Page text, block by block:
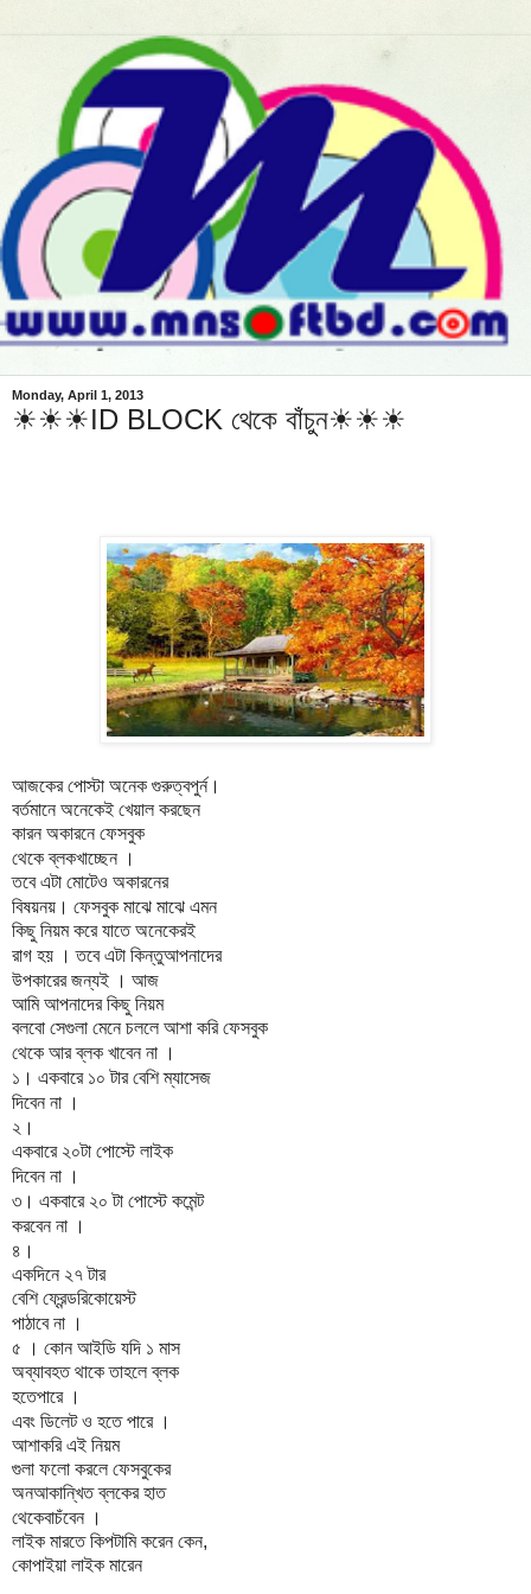
Monday, April 1, 2013
☀☀☀ID BLOCK থেকে বাঁচুন☀☀☀
আজকের পোস্টা অনেক গুরুত্বপুর্ন।
বর্তমানে অনেকেই খেয়াল করছেন
কারন অকারনে ফেসবুক
থেকে ব্লকখাচ্ছেন ।
তবে এটা মোটেও অকারনের
বিষয়নয় । ফেসবুক মাঝে মাঝে এমন
কিছু নিয়ম করে যাতে অনেকেরই
রাগ হয় । তবে এটা কিন্তুআপনাদের
উপকারের জন্যই । আজ
আমি আপনাদের কিছু নিয়ম
বলবো সেগুলা মেনে চললে আশা করি ফেসবুক
থেকে আর ব্লক খাবেন না ।
১ । একবারে ১০ টার বেশি ম্যাসেজ
দিবেন না ।
২ ।
একবারে ২০টা পোস্টে লাইক
দিবেন না ।
৩ । একবারে ২০ টা পোস্টে কমেন্ট
করবেন না ।
৪ ।
একদিনে ২৭ টার
বেশি ফ্রেন্ডরিকোয়েস্ট
পাঠাবে না ।
৫ । কোন আইডি যদি ১ মাস
অব্যাবহত থাকে তাহলে ব্লক
হতেপারে ।
এবং ডিলেট ও হতে পারে ।
আশাকরি এই নিয়ম
গুলা ফলো করলে ফেসবুকের
অনআকান্খিত ব্লকের হাত
থেকেবাচঁবেন ।
লাইক মারতে কিপটামি করেন কেন,
কোপাইয়া লাইক মারেন